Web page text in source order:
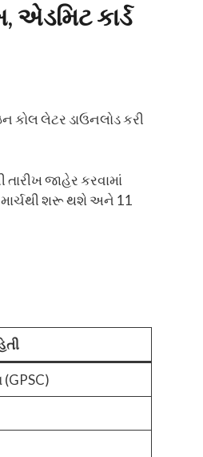
એડમિટ કાર્ડ
કોલ લેટર ડાઉનલોડ કરી
તારીખ જાહેર કરવામાં
માર્ચથી શરૂ થશે અને 11